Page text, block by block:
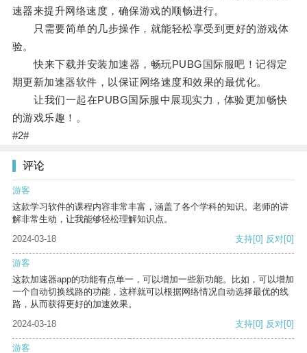
速器来提升网络速度，确保游戏的顺畅进行。
只需要简单的几步操作，就能轻松享受到更好的游戏体
验。
快来下载并安装加速器，畅玩PUBG国际服吧！记得定
期更新加速器软件，以保证网络速度和效果的最优化。
让我们一起在PUBG国际服中展现实力，体验更加畅快
的游戏乐趣！。
#2#
评论
游客
这款学习软件的课程内容非常丰富，涵盖了各个学科的知识。老师的讲
解非常生动，让我能够轻松理解知识点。
2024-03-18
支持[0] 反对[0]
游客
这款加速器app的功能有点单一，可以增加一些新功能。比如，可以增加
一个自动切换线路的功能，这样就可以根据网络情况自动选择最优的线
路，从而获得更好的加速效果。
2024-03-18
支持[0] 反对[0]
游客